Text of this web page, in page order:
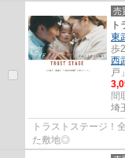
売
東
歩
西
戸
間
埼
トラストステージ！
た敷地◎